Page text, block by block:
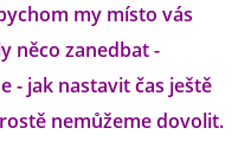
my místo vás
něco zanedbat -
- jak nastavit čas ještě
nemůžeme dovolit.